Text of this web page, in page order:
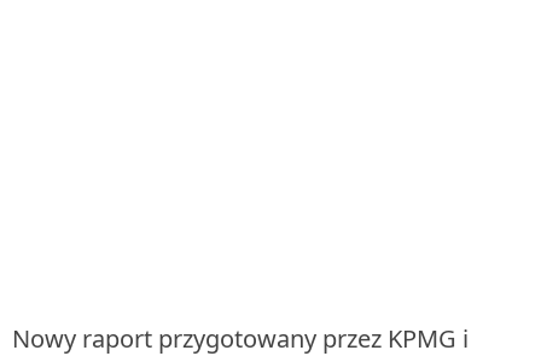
Nowy raport przygotowany przez KPMG i